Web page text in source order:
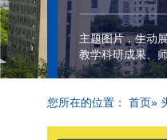
主题图片，生动
教学科研成果、
您所在的位置： 首页»